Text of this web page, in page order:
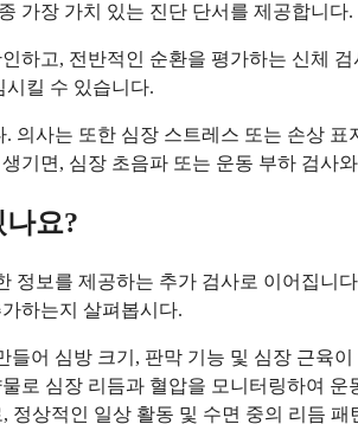
가장 가치 있는 진단 단서를 제공합니다.
하고, 전반적인 순환을 평가하는 신체
킬 수 있습니다.
의사는 또한 심장 스트레스 또는 손상
기면, 심장 초음파 또는 운동 부하 검사
요?
보를 제공하는 추가 검사로 이어집
하는지 살펴봅시다.
어 심방 크기, 판막 기능 및 심장 근육
로 심장 리듬과 혈압을 모니터링하여
정상적인 일상 활동 및 수면 중의 리듬 패